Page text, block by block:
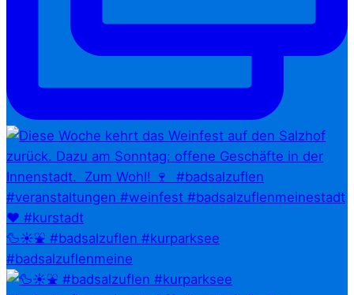
🦆☀️⛲ #badsalzuflen #kurparksee
#badsalzuflenmeine